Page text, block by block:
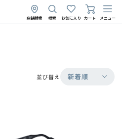
店舗検索 検索 お気に入り カート メニュー
並び替え 新着順